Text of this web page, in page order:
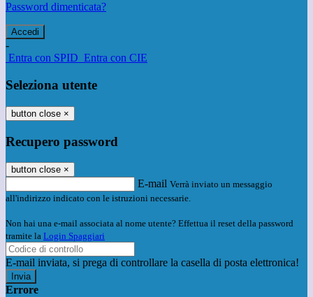
Password dimenticata?
-
Entra con SPID Entra con CIE
Seleziona utente
button close ×
Recupero password
button close ×
E-mail Verrà inviato un messaggio
all'indirizzo indicato con le istruzioni necessarie.
Non hai una e-mail associata al nome utente? Effettua il reset della password
tramite la Login Spaggiari
E-mail inviata, si prega di controllare la casella di posta elettronica!
Errore